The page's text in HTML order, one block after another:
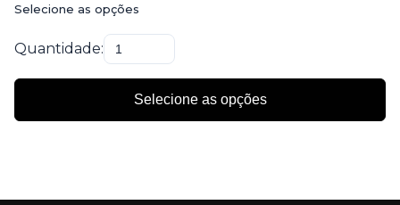
Selecione as opções
Quantidade:
Selecione as opções